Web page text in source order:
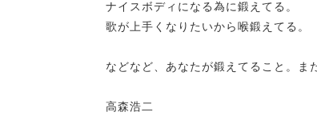
ナイスボディになる為に鍛えてる。
歌が上手くなりたいから喉鍛えてる。
などなど、あなたが鍛えてること。ま
高森浩二